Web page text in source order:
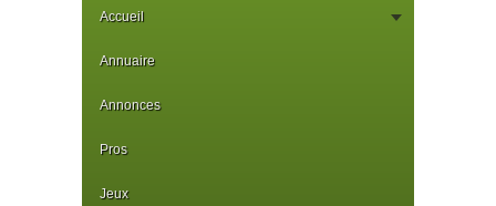
Accueil
Annuaire
Annonces
Pros
Jeux